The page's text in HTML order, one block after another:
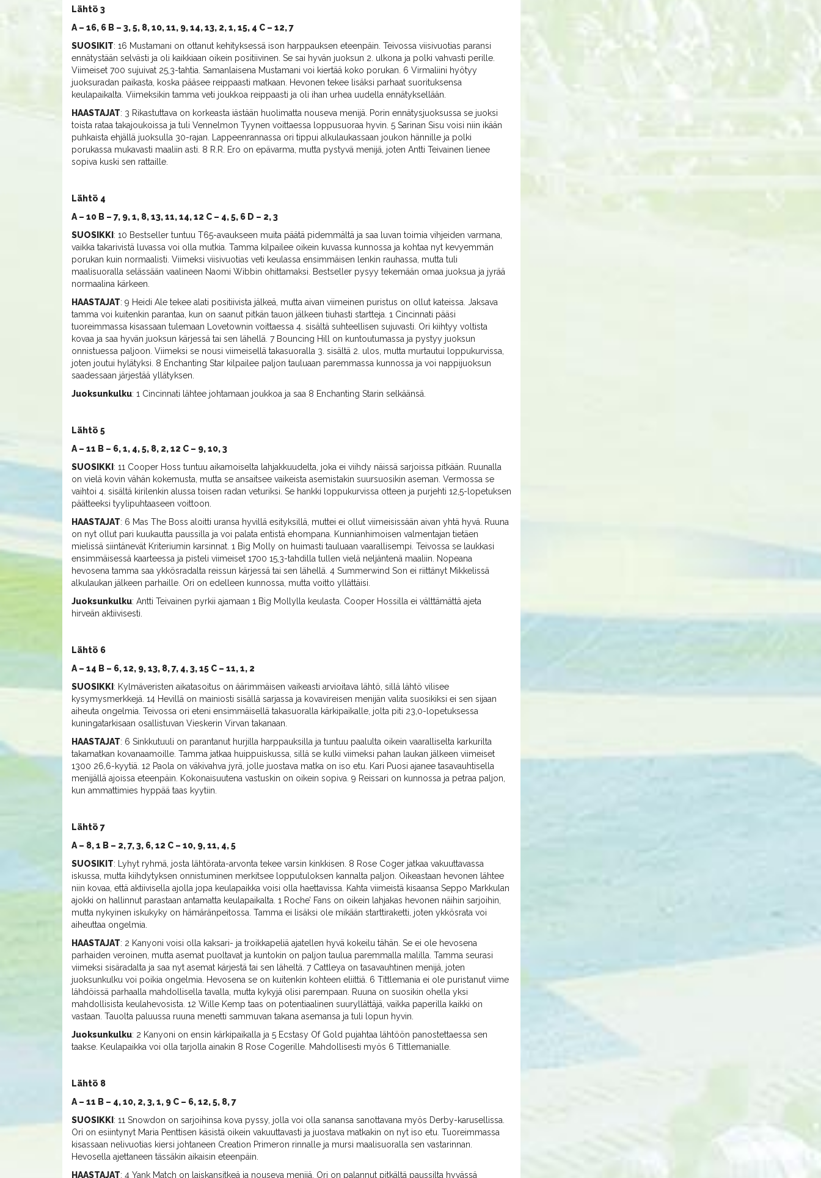
Lähtö 3
A – 16, 6 B – 3, 5, 8, 10, 11, 9, 14, 13, 2, 1, 15, 4 C – 12, 7
SUOSIKIT: 16 Mustamani on ottanut kehityksessä ison harppauksen eteenpäin. Teivossa viisivuotias paransi
ennätystään selvästi ja oli kaikkiaan oikein positiivinen. Se sai hyvän juoksun 2. ulkona ja polki vahvasti perille.
Viimeiset 700 sujuivat 25,3-tahtia. Samanlaisena Mustamani voi kiertää koko porukan. 6 Virmaliini hyötyy
juoksuradan paikasta, koska pääsee reippaasti matkaan. Hevonen tekee lisäksi parhaat suorituksensa
keulapaikalta. Viimeksikin tamma veti joukkoa reippaasti ja oli ihan urhea uudella ennätyksellään.
HAASTAJAT: 3 Rikastuttava on korkeasta iästään huolimatta nouseva menijä. Porin ennätysjuoksussa se juoksi
toista rataa takajoukoissa ja tuli Vennelmon Tyynen voittaessa loppusuoraa hyvin. 5 Sarinan Sisu voisi niin ikään
puhkaista ehjällä juoksulla 30-rajan. Lappeenrannassa ori tippui alkulaukassaan joukon hännille ja polki
porukassa mukavasti maaliin asti. 8 R.R. Ero on epävarma, mutta pystyvä menijä, joten Antti Teivainen lienee
sopiva kuski sen rattaille.
Lähtö 4
A – 10 B – 7, 9, 1, 8, 13, 11, 14, 12 C – 4, 5, 6 D – 2, 3
SUOSIKKI : 10 Bestseller tuntuu T65-avaukseen muita päätä pidemmältä ja saa luvan toimia vihjeiden varmana,
vaikka takarivistä luvassa voi olla mutkia. Tamma kilpailee oikein kuvassa kunnossa ja kohtaa nyt kevyemmän
porukan kuin normaalisti. Viimeksi viisivuotias veti keulassa ensimmäisen lenkin rauhassa, mutta tuli
maalisuoralla selässään vaalineen Naomi Wibbin ohittamaksi. Bestseller pysyy tekemään omaa juoksua ja jyrää
normaalina kärkeen.
HAASTAJAT: 9 Heidi Ale tekee alati positiivista jälkeä, mutta aivan viimeinen puristus on ollut kateissa. Jaksava
tamma voi kuitenkin parantaa, kun on saanut pitkän tauon jälkeen tiuhasti startteja. 1 Cincinnati pääsi
tuoreimmassa kisassaan tulemaan Lovetownin voittaessa 4. sisältä suhteellisen sujuvasti. Ori kiihtyy voltista
kovaa ja saa hyvän juoksun kärjessä tai sen lähellä. 7 Bouncing Hill on kuntoutumassa ja pystyy juoksun
onnistuessa paljoon. Viimeksi se nousi viimeisellä takasuoralla 3. sisältä 2. ulos, mutta murtautui loppukurvissa,
joten joutui hylätyksi. 8 Enchanting Star kilpailee paljon tauluaan paremmassa kunnossa ja voi nappijuoksun
saadessaan järjestää yllätyksen.
Juoksunkulku: 1 Cincinnati lähtee johtamaan joukkoa ja saa 8 Enchanting Starin selkäänsä.
Lähtö 5
A – 11 B – 6, 1, 4, 5, 8, 2, 12 C – 9, 10, 3
SUOSIKKI : 11 Cooper Hoss tuntuu aikamoiselta lahjakkuudelta, joka ei viihdy näissä sarjoissa pitkään. Ruunalla
on vielä kovin vähän kokemusta, mutta se ansaitsee vaikeista asemistakin suursuosikin aseman. Vermossa se
vaihtoi 4. sisältä kirilenkin alussa toisen radan veturiksi. Se hankki loppukurvissa otteen ja purjehti 12,5-lopetuksen
päätteeksi tyylipuhtaaseen voittoon.
HAASTAJAT: 6 Mas The Boss aloitti uransa hyvillä esityksillä, muttei ei ollut viimeisissään aivan yhtä hyvä. Ruuna
on nyt ollut pari kuukautta paussilla ja voi palata entistä ehompana. Kunnianhimoisen valmentajan tietäen
mielissä siintänevät Kriteriumin karsinnat. 1 Big Molly on huimasti tauluaan vaarallisempi. Teivossa se laukkasi
ensimmäisessä kaarteessa ja pisteli viimeiset 1700 15,3-tahdilla tullen vielä neljäntenä maaliin. Nopeana
hevosena tamma saa ykkösradalta reissun kärjessä tai sen lähellä. 4 Summerwind Son ei riittänyt Mikkelissä
alkulaukan jälkeen parhaille. Ori on edelleen kunnossa, mutta voitto yllättäisi.
Juoksunkulku: Antti Teivainen pyrkii ajamaan 1 Big Mollylla keulasta. Cooper Hossilla ei välttämättä ajeta
hirveän aktiivisesti.
Lähtö 6
A – 14 B – 6, 12, 9, 13, 8, 7, 4, 3, 15 C – 11, 1, 2
SUOSIKKI : Kylmäveristen aikatasoitus on äärimmäisen vaikeasti arvioitava lähtö, sillä lähtö vilisee
kysymysmerkkejä. 14 Hevillä on mainiosti sisällä sarjassa ja kovavireisen menijän valita suosikiksi ei sen sijaan
aiheuta ongelmia. Teivossa ori eteni ensimmäisellä takasuoralla kärkipaikalle, jolta piti 23,0-lopetuksessa
kuningatarkisaan osallistuvan Vieskerin Virvan takanaan.
HAASTAJAT: 6 Sinkkutuuli on parantanut hurjilla harppauksilla ja tuntuu paalulta oikein vaaralliselta karkurilta
takamatkan kovanaamoille. Tamma jatkaa huippuiskussa, sillä se kulki viimeksi pahan laukan jälkeen viimeiset
1300 26,6-kyytiä. 12 Paola on väkivahva jyrä, jolle juostava matka on iso etu. Kari Puosi ajanee tasavauhtisella
menijällä ajoissa eteenpäin. Kokonaisuutena vastuskin on oikein sopiva. 9 Reissari on kunnossa ja petraa paljon,
kun ammattimies hyppää taas kyytiin.
Lähtö 7
A – 8, 1 B – 2, 7, 3, 6, 12 C – 10, 9, 11, 4, 5
SUOSIKIT: Lyhyt ryhmä, josta lähtörata-arvonta tekee varsin kinkkisen. 8 Rose Coger jatkaa vakuuttavassa
iskussa, mutta kiihdytyksen onnistuminen merkitsee lopputuloksen kannalta paljon. Oikeastaan hevonen lähtee
niin kovaa, että aktiivisella ajolla jopa keulapaikka voisi olla haettavissa. Kahta viimeistä kisaansa Seppo Markkulan
ajokki on hallinnut parastaan antamatta keulapaikalta. 1 Roche’ Fans on oikein lahjakas hevonen näihin sarjoihin,
mutta nykyinen iskukyky on hämäränpeitossa. Tamma ei lisäksi ole mikään starttiraketti, joten ykkösrata voi
aiheuttaa ongelmia.
HAASTAJAT: 2 Kanyoni voisi olla kaksari- ja troikkapeliä ajatellen hyvä kokeilu tähän. Se ei ole hevosena
parhaiden veroinen, mutta asemat puoltavat ja kuntokin on paljon taulua paremmalla malilla. Tamma seurasi
viimeksi sisäradalta ja saa nyt asemat kärjestä tai sen läheltä. 7 Cattleya on tasavauhtinen menijä, joten
juoksunkulku voi poikia ongelmia. Hevosena se on kuitenkin kohteen eliittiä. 6 Tittlemania ei ole puristanut viime
lähdöissä parhaalla mahdollisella tavalla, mutta kykyjä olisi parempaan. Ruuna on suosikin ohella yksi
mahdollisista keulahevosista. 12 Wille Kemp taas on potentiaalinen suuryllättäjä, vaikka paperilla kaikki on
vastaan. Tauolta paluussa ruuna menetti sammuvan takana asemansa ja tuli lopun hyvin.
Juoksunkulku: 2 Kanyoni on ensin kärkipaikalla ja 5 Ecstasy Of Gold pujahtaa lähtöön panostettaessa sen
taakse. Keulapaikka voi olla tarjolla ainakin 8 Rose Cogerille. Mahdollisesti myös 6 Tittlemanialle.
Lähtö 8
A – 11 B – 4, 10, 2, 3, 1, 9 C – 6, 12, 5, 8, 7
SUOSIKKI : 11 Snowdon on sarjoihinsa kova pyssy, jolla voi olla sanansa sanottavana myös Derby-karusellissa.
Ori on esiintynyt Maria Penttisen käsistä oikein vakuuttavasti ja juostava matkakin on nyt iso etu. Tuoreimmassa
kisassaan nelivuotias kiersi johtaneen Creation Primeron rinnalle ja mursi maalisuoralla sen vastarinnan.
Hevosella ajettaneen tässäkin aikaisin eteenpäin.
HAASTAJAT: 4 Yank Match on laiskansitkeä ja nouseva menijä. Ori on palannut pitkältä paussilta hyvässä